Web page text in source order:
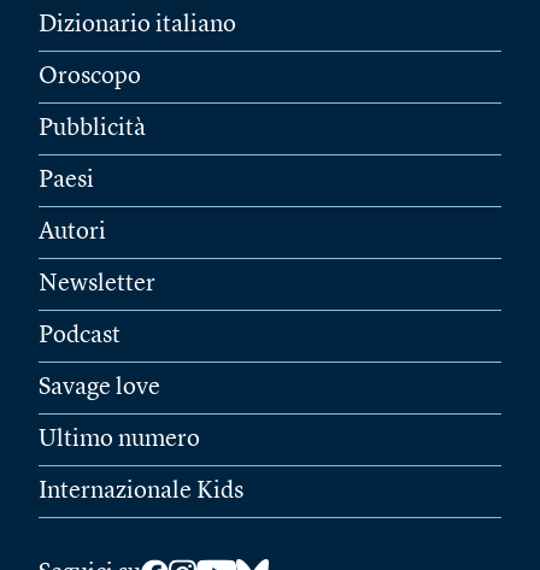
Dizionario italiano
Oroscopo
Pubblicità
Paesi
Autori
Newsletter
Podcast
Savage love
Ultimo numero
Internazionale Kids